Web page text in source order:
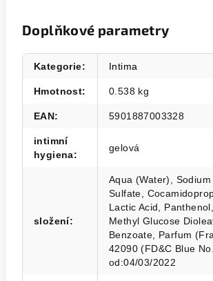
Doplňkové parametry
Kategorie: Intima
Hmotnost: 0.538 kg
EAN: 5901887003328
intimní
hygiena:
gelová
složení:
Aqua (Water),
Sulfate,
Lactic Acid,
Methyl Glucose
Benzoate, Parfum
42090 (FD&C Blue
od:04/03/2022